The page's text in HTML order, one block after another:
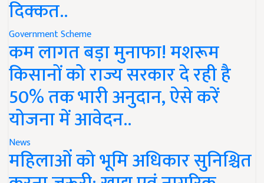
दिक्कत..
Government Scheme
कम लागत बड़ा मुनाफा! मशरूम
किसानों को राज्य सरकार दे रही है
50% तक भारी अनुदान, ऐसे करें
योजना में आवेदन..
News
महिलाओं को भूमि अधिकार सुनिश्चित